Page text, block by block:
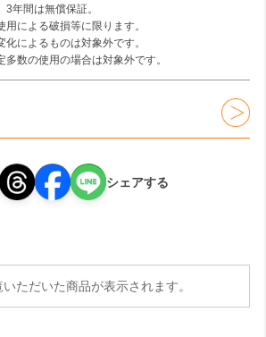
3年間は無償保証。
による破損等に限ります。
によるものは対象外です。
数の使用の場合は対象外です。
シェアする
ただいた商品が表示されます。